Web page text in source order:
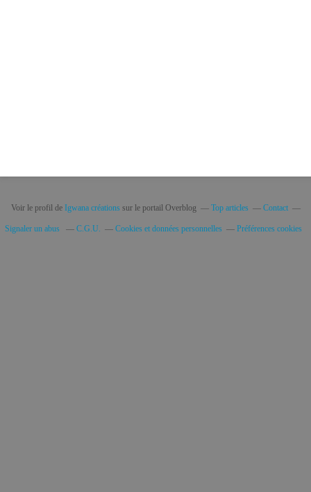
Voir le profil de Igwana créationssur le portail Overblog Top articles Contact
Signaler un abus C.G.U. Cookies et données personnelles Préférences cookies